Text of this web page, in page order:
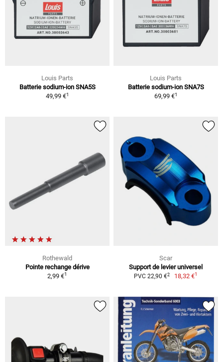
Louis Parts
Batterie sodium-ion SNA5S
49,99 €1
Louis Parts
Batterie sodium-ion SNA7S
69,99 €1
Rothewald
Pointe rechange dérive
2,99 €1
Scar
Support de levier universel
PVC 22,90 €2 18,32 €1